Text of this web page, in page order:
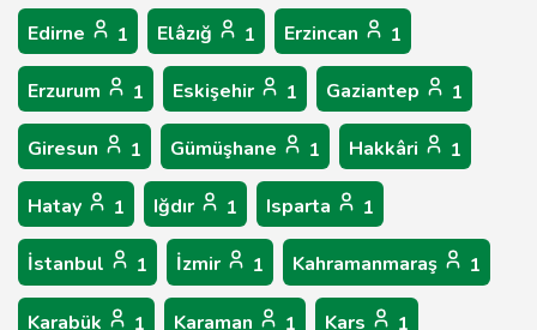
Edirne 1 Elâzığ 1 Erzincan 1
Erzurum 1 Eskişehir 1 Gaziantep 1
Giresun 1 Gümüşhane 1 Hakkâri 1
Hatay 1 Iğdır 1 Isparta 1
İstanbul 1 İzmir 1 Kahramanmaraş 1
Karabük 1 Karaman 1 Kars 1